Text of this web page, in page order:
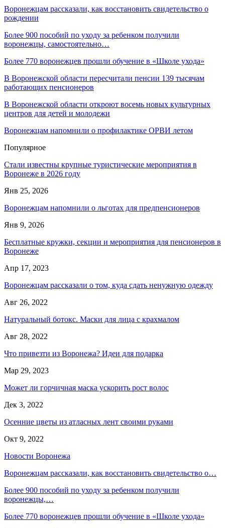
Воронежцам рассказали, как восстановить свидетельство о
рождении
Более 900 пособий по уходу за ребенком получили
воронежцы, самостоятельно…
Более 770 воронежцев прошли обучение в «Школе ухода»
В Воронежской области пересчитали пенсии 139 тысячам
работающих пенсионеров
В Воронежской области откроют восемь новых культурных
центров для детей и молодежи
Воронежцам напомнили о профилактике ОРВИ летом
Популярное
Стали известны крупные туристические мероприятия в
Воронеже в 2026 году
Янв 25, 2026
Воронежцам напомнили о льготах для предпенсионеров
Янв 9, 2026
Бесплатные кружки, секции и мероприятия для пенсионеров в
Воронеже
Апр 17, 2023
Воронежцам рассказали о том, куда сдать ненужную одежду
Авг 26, 2022
Натуральный ботокс. Маски для лица с крахмалом
Авг 28, 2022
Что привезти из Воронежа? Идеи для подарка
Мар 29, 2023
Может ли горчичная маска ускорить рост волос
Дек 3, 2022
Осенние цветы из атласных лент своими руками
Окт 9, 2022
Новости Воронежа
Воронежцам рассказали, как восстановить свидетельство о…
Более 900 пособий по уходу за ребенком получили
воронежцы,…
Более 770 воронежцев прошли обучение в «Школе ухода»